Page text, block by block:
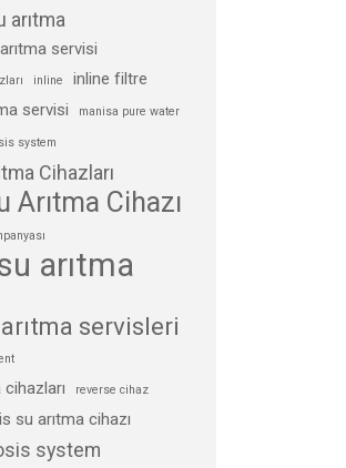
arıtma
servisi
inline
inline filtre
servisi
manisa pure water
system
Cihazları
Arıtma Cihazı
arıtma
servisleri
reverse cihaz
su arıtma cihazı
system